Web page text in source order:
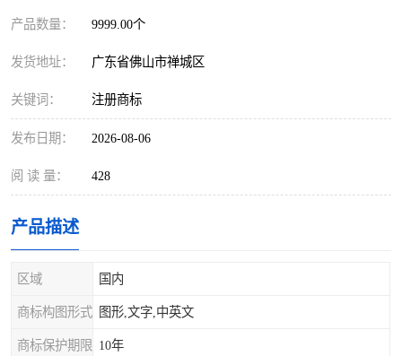
产品数量： 9999.00个
发货地址： 广东省佛山市禅城区
关键词： 注册商标
发布日期： 2026-08-06
阅 读 量： 428
产品描述
区域 国内
商标构图形式 图形,文字,中英文
商标保护期限 10年